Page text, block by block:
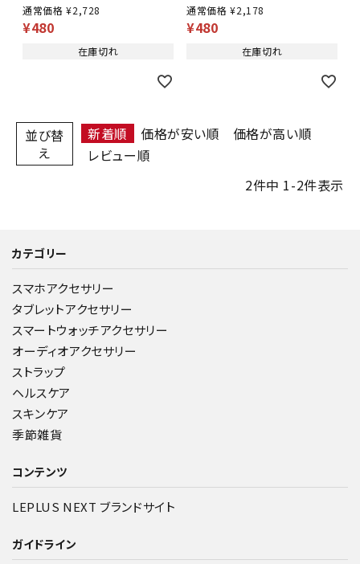
通常価格 ¥2,728
¥480
在庫切れ
通常価格 ¥2,178
¥480
在庫切れ
並び替
え
新着順 価格が安い順
価格が高い順
レビュー順
2件中 1-2件表示
カテゴリー
スマホアクセサリー
タブレットアクセサリー
スマートウォッチアクセサリー
オーディオアクセサリー
ストラップ
ヘルスケア
スキンケア
季節雑貨
コンテンツ
LEPLUS NEXT ブランドサイト
ガイドライン